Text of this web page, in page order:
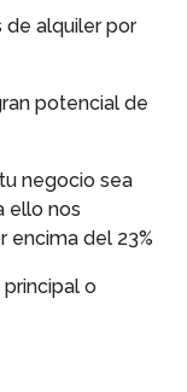
de alquiler por
potencial de
negocio sea
ello nos
encima del 23%
o